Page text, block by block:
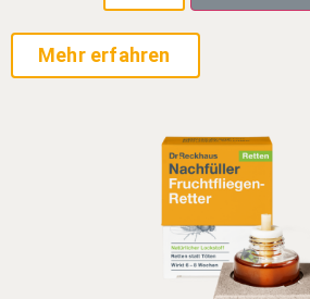
Mehr erfahren